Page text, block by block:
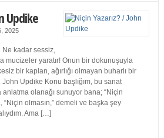
Updike
2025
Ne kadar sessiz,
mucizeler yaratır! Onun bir dokunuşuyla
bir kaplan, ağırlığı olmayan buharlı bir
Updike Konu başlığım, bu sanat
olanağı sunuyor bana; “Niçin
“Niçin olmasın,” demeli ve başka şey
Ama […]